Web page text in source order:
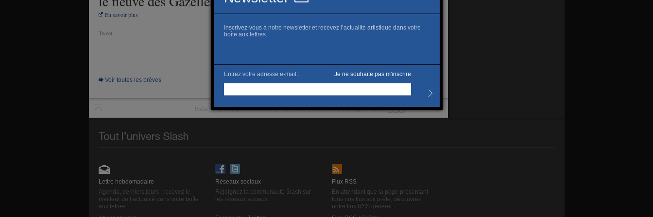
En savoir plus
Tweet
Voir toutes les brèves
Utilisez les flêches gauche et droite de votre clavier pour passer d’une page à l’autre
Lettre hebdomadaire
Agenda, derniers jours : recevez le
meilleur de l’actualité dans votre boîte
aux lettres.
Réseaux sociaux
Rejoignez la communauté Slash sur
les réseaux sociaux.
Flux RSS
En attendant que la page présentant
tous nos flux soit prête, découvrez
notre flux RSS général.